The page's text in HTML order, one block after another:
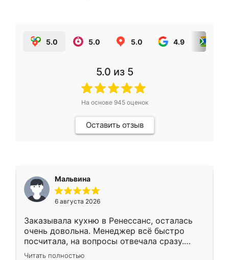
5.0 5.0 5.0 4.9
5.0 из 5
На основе 945оценок
Оставить отзыв
Мальвина
6 августа 2026
Заказывала кухню в Ренессанс, осталась
очень довольна. Менеджер всё быстро
посчитала, на вопросы отвечала сразу.
Замерщик приехал в субботу, подошёл к
Читать полностью